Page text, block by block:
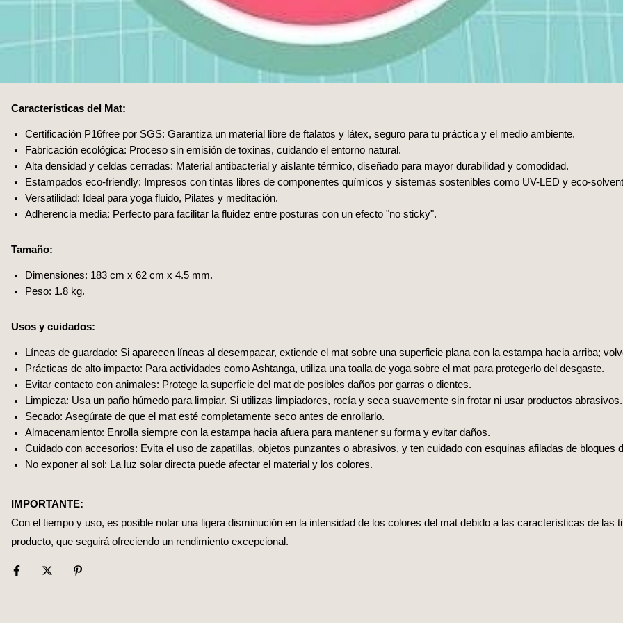
Características del Mat:
Certificación P16free por SGS: Garantiza un material libre de ftalatos y látex, seguro para tu práctica y el medio ambiente.
Fabricación ecológica: Proceso sin emisión de toxinas, cuidando el entorno natural.
Alta densidad y celdas cerradas: Material antibacterial y aislante térmico, diseñado para mayor durabilidad y comodidad.
Estampados eco-friendly: Impresos con tintas libres de componentes químicos y sistemas sostenibles como UV-LED y eco-
Versatilidad: Ideal para yoga fluido, Pilates y meditación.
Adherencia media: Perfecto para facilitar la fluidez entre posturas con un efecto "no sticky".
Tamaño:
Dimensiones: 183 cm x 62 cm x 4.5 mm.
Peso: 1.8 kg.
Usos y cuidados:
Líneas de guardado: Si aparecen líneas al desempacar, extiende el mat sobre una superficie plana con la estampa hacia arriba;
Prácticas de alto impacto: Para actividades como Ashtanga, utiliza una toalla de yoga sobre el mat para protegerlo del desgaste.
Evitar contacto con animales: Protege la superficie del mat de posibles daños por garras o dientes.
Limpieza: Usa un paño húmedo para limpiar. Si utilizas limpiadores, rocía y seca suavemente sin frotar ni usar productos abrasivos.
Secado: Asegúrate de que el mat esté completamente seco antes de enrollarlo.
Almacenamiento: Enrolla siempre con la estampa hacia afuera para mantener su forma y evitar daños.
Cuidado con accesorios: Evita el uso de zapatillas, objetos punzantes o abrasivos, y ten cuidado con esquinas afiladas de bloques
No exponer al sol: La luz solar directa puede afectar el material y los colores.
IMPORTANTE:
Con el tiempo y uso, es posible notar una ligera disminución en la intensidad de los colores del mat debido a las características de las
producto, que seguirá ofreciendo un rendimiento excepcional.